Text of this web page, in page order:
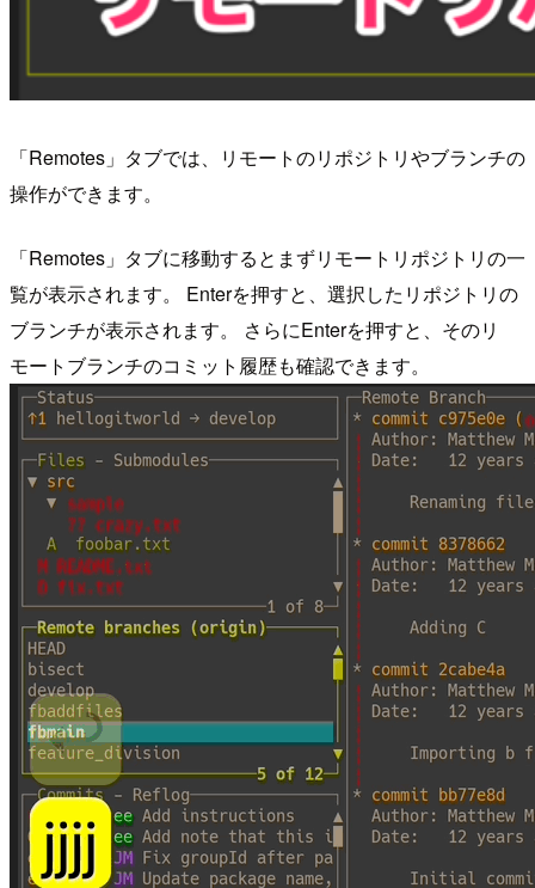
「Remotes」タブでは、リモートのリポジトリやブランチの
操作ができます。
「Remotes」タブに移動するとまずリモートリポジトリの一
覧が表示されます。 Enterを押すと、選択したリポジトリの
ブランチが表示されます。 さらにEnterを押すと、そのリ
モートブランチのコミット履歴も確認できます。